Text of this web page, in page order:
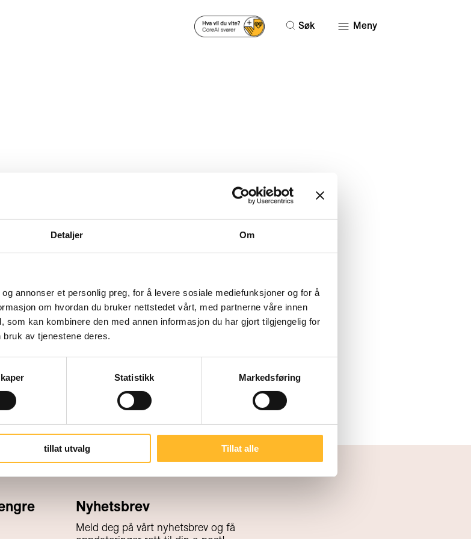
Detaljer Om
annonser et personlig preg, for å levere sosiale mediefunksjoner og for å
om hvordan du bruker nettstedet vårt, med partnerne våre innen
som kan kombinere den med annen informasjon du har gjort tilgjengelig for
av tjenestene deres.
Statistikk Markedsføring
tillat utvalg Tillat alle
Søk Meny
Nyhetsbrev
Meld deg på vårt nyhetsbrev og få